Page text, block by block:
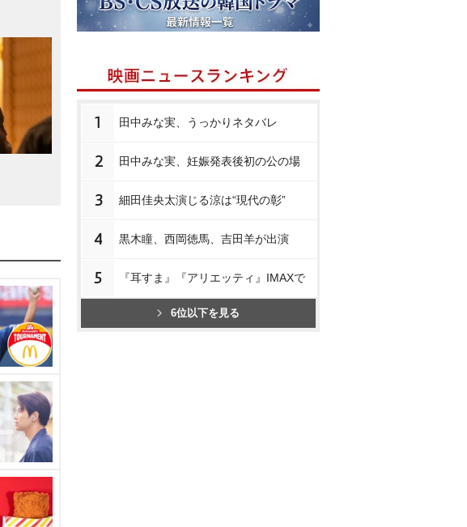
1 田中みな実、うっかりネタバレ
2 田中みな実、妊娠発表後初の公の場
3 細田佳央太演じる涼は“現代の彰”
4 黒木瞳、西岡徳馬、吉田羊が出演
5 『耳すま』『アリエッティ』IMAXで
6位以下を見る